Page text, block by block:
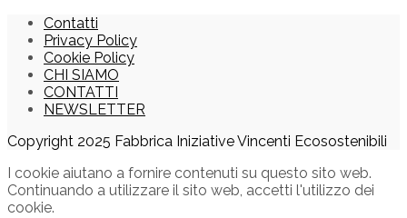
Contatti
Privacy Policy
Cookie Policy
CHI SIAMO
CONTATTI
NEWSLETTER
Copyright 2025 Fabbrica Iniziative Vincenti Ecosostenibili
I cookie aiutano a fornire contenuti su questo sito web.
Continuando a utilizzare il sito web, accetti l'utilizzo dei
cookie.